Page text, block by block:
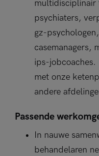
multidisciplinair
psychiaters,
gz-
casemanagers,
ips-
met onze
andere
Passende
In nauwe
behandelaren